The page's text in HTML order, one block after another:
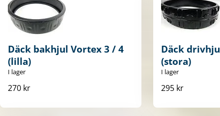
Däck bakhjul Vortex 3 / 4
(lilla)
I lager
270 kr
Däck
(stora)
I lager
295 kr